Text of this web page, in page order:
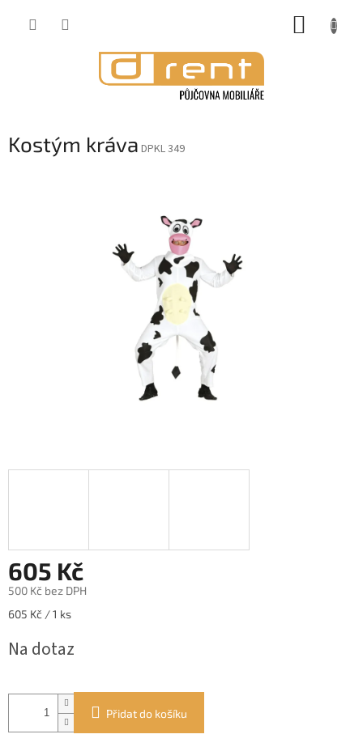
Kostým kráva DPKL 349
605 Kč
500 Kč bez DPH
Měrná
605 Kč / 1 ks
Na dotaz
Přidat do košíku